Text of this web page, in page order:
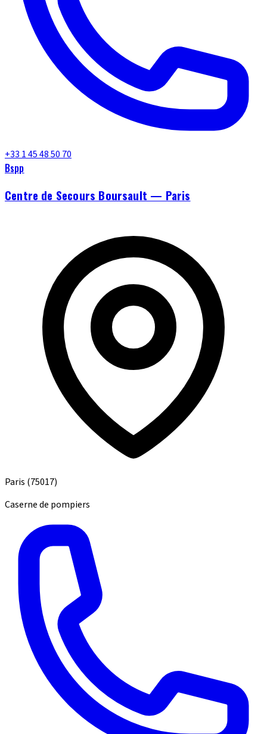
+33 1 45 48 50 70
Bspp
Centre de Secours Boursault — Paris
Paris (75017)
Caserne de pompiers